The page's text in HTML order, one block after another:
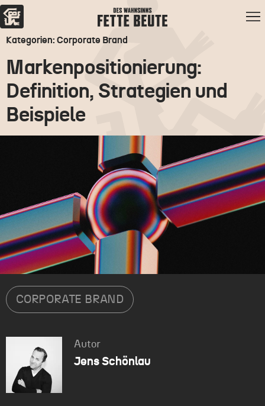
Kategorien: Corporate Brand
Markenpositionierung:
Definition, Strategien und
Beispiele
CORPORATE BRAND
Autor
Jens Schönlau